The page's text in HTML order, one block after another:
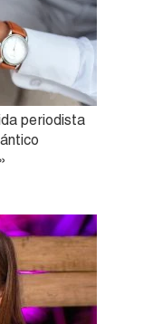
periodista